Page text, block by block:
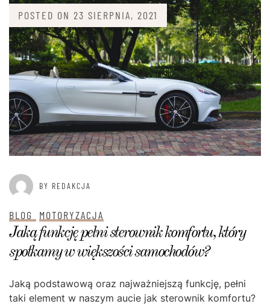
POSTED ON 23 SIERPNIA, 2021
BY REDAKCJA
BLOG MOTORYZACJA
Jaką funkcję pełni sterownik komfortu, który
spotkamy w większości samochodów?
Jaką podstawową oraz najważniejszą funkcję, pełni
taki element w naszym aucie jak sterownik komfortu?